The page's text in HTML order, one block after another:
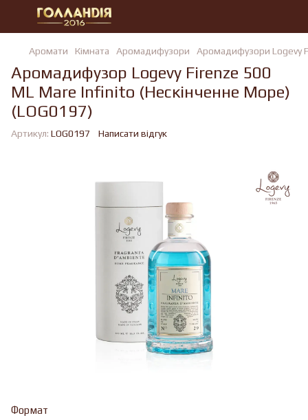
Аромати Кімната Аромадифузори Аромадифузори Logevy
Аромадифузор Logevy Firenze 500
ML Mare Infinito (Нескінченне Море)
(LOG0197)
Артикул: LOG0197 Написати відгук
Формат